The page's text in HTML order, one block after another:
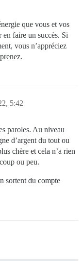
que vous et vos
en faire un succès. Si
vous n’appréciez
5:42
paroles. Au niveau
d’argent du tout ou
chère et cela n’a rien
ou peu.
sortent du compte